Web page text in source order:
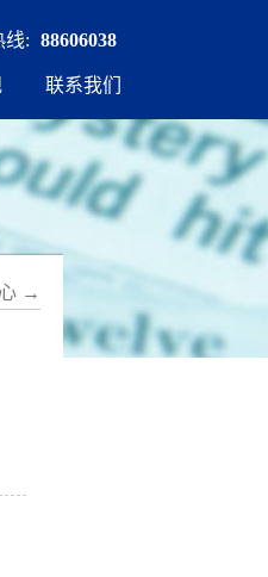
线: 88606038
联系我们
→